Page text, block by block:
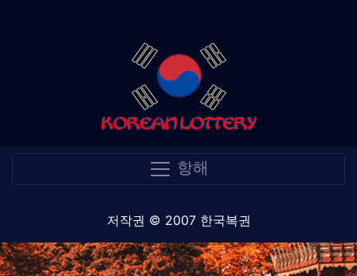
항해
저작권 © 2007 한국복권